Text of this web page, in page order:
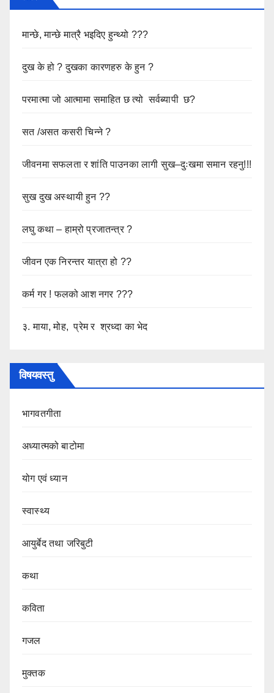
मान्छे, मान्छे मात्रै भइदिए हुन्थ्यो ???
दुख के हो ? दुखका कारणहरु के हुन ?
परमात्मा जो आत्मामा समाहित छ त्यो सर्वब्यापी छ?
सत /असत कसरी चिन्ने ?
जीवनमा सफलता र शांति पाउनका लागी सुख–दुःखमा समान रहनु!!!
सुख दुख अस्थायी हुन ??
लघु कथा – हाम्रो प्रजातन्त्र ?
जीवन एक निरन्तर यात्रा हो ??
कर्म गर ! फलको आश नगर ???
३. माया, मोह, प्रेम र श्रध्दा का भेद
विषयवस्तु
भागवतगीता
अध्यात्मको बाटोमा
योग एवं ध्यान
स्वास्थ्य
आयुर्बेद तथा जरिबुटी
कथा
कविता
गजल
मुक्तक